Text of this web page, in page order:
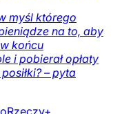
myśl którego
na to, aby
końcu
i pobierał opłaty
– pyta